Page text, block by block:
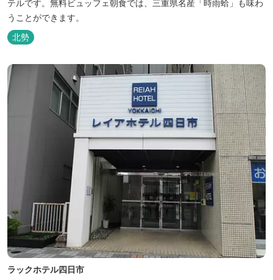
テルです。無料ビュッフェ朝食では、三重県名産「時雨蛤」も味わ
うことができます。
北勢
ラックホテル四日市